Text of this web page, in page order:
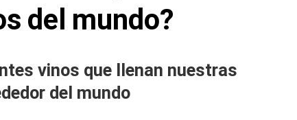
del mundo?
vinos que llenan nuestras
del mundo